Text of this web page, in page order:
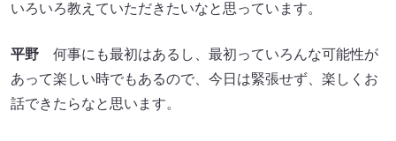
いろいろ教えていただきたいなと思っています。
平野 何事にも最初はあるし、最初っていろんな可能性が
あって楽しい時でもあるので、今日は緊張せず、楽しくお
話できたらなと思います。